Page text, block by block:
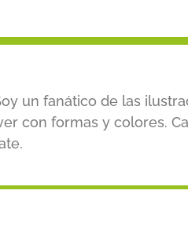
un fanático de las
con formas y colores.